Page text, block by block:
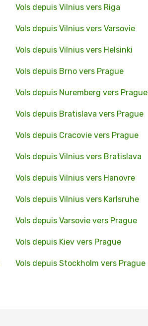
Vols depuis Vilnius vers Riga
Vols depuis Vilnius vers Varsovie
Vols depuis Vilnius vers Helsinki
Vols depuis Brno vers Prague
Vols depuis Nuremberg vers Prague
Vols depuis Bratislava vers Prague
Vols depuis Cracovie vers Prague
Vols depuis Vilnius vers Bratislava
Vols depuis Vilnius vers Hanovre
Vols depuis Vilnius vers Karlsruhe
Vols depuis Varsovie vers Prague
Vols depuis Kiev vers Prague
Vols depuis Stockholm vers Prague